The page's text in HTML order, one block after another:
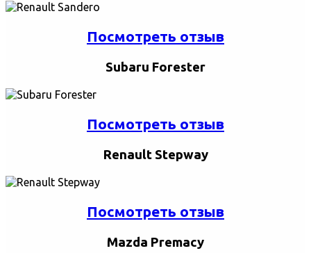
Посмотреть отзыв
Subaru Forester
Посмотреть отзыв
Renault Stepway
Посмотреть отзыв
Mazda Premacy